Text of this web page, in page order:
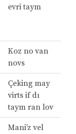
evri taym
Koz no van
novs
Çeking may
virts if dı
taym ran lov
Mani’z vel